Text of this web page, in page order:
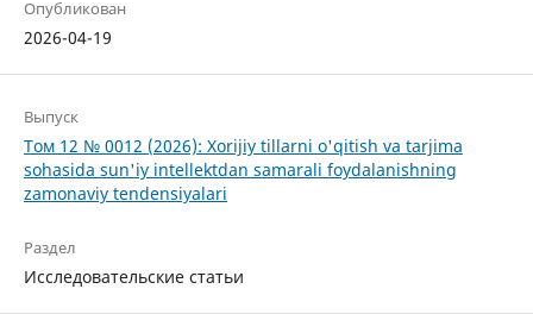
Опубликован
2026-04-19
Выпуск
Том 12 № 0012 (2026): Xorijiy tillarni o'qitish va tarjima
sohasida sun'iy intellektdan samarali foydalanishning
zamonaviy tendensiyalari
Раздел
Исследовательские статьи